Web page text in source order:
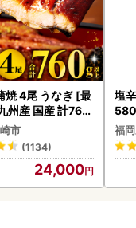
焼 4尾 うなぎ [最
州産 国産 計760
市
(1134)
24,000
塩
福